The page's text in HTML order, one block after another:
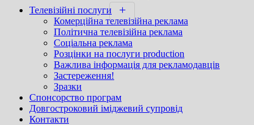
Телевізійні послуги
Комерційна телевізійна реклама
Політична телевізійна реклама
Соціальна реклама
Розцінки на послуги production
Важлива інформація для рекламодавців
Застереження!
Зразки
Спонсорство програм
Довгостроковий іміджевий супровід
Контакти